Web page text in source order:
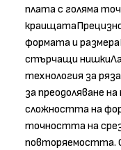
плата с голяма
формата и
стърчащи
технология за
за преодоляване
сложността на
точността на
повторяемостта.